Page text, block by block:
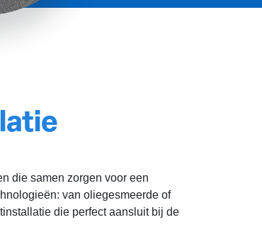
die samen zorgen voor een
van oliegesmeerde of
die perfect aansluit bij de